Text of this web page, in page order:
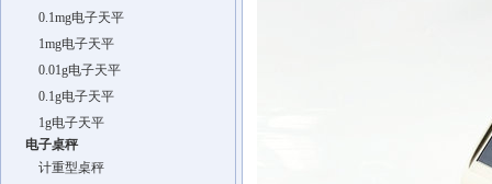
0.1mg电子天平
1mg电子天平
0.01g电子天平
0.1g电子天平
1g电子天平
电子桌秤
计重型桌秤